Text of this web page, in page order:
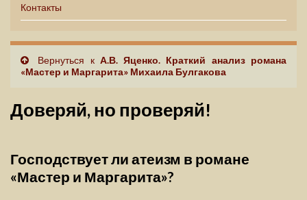
Контакты
Вернуться к А.В. Яценко. Краткий анализ романа
«Мастер и Маргарита» Михаила Булгакова
Доверяй, но проверяй!
Господствует ли атеизм в романе
«Мастер и Маргарита»?